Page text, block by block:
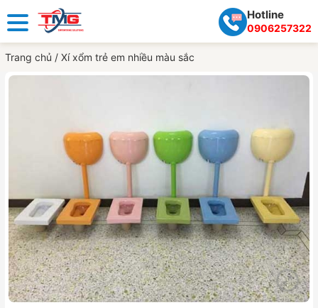
Hotline
0906257322
Trang chủ / Xí xổm trẻ em nhiều màu sắc